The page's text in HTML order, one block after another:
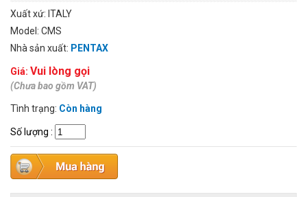
Xuất xứ: ITALY
Model: CMS
Nhà sản xuất: PENTAX
Giá: Vui lòng gọi
(Chưa bao gồm VAT)
Tình trạng: Còn hàng
Số lượng :